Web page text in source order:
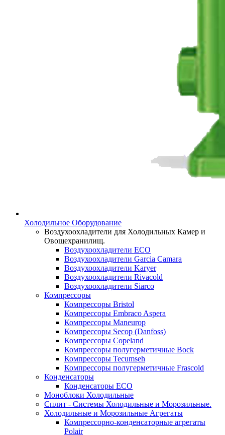
Холодильное Оборудование
Воздухоохладители для Холодильных Камер и
Овощехранилищ.
Воздухоохладители ECO
Воздухоохладители Garcia Camara
Воздухоохладители Karyer
Воздухоохладители Rivacold
Воздухоохладители Siarco
Компрессоры
Компрессоры Bristol
Компрессоры Embraco Aspera
Компрессоры Maneurop
Компрессоры Secop (Danfoss)
Компрессоры Copeland
Компрессоры полугерметичные Bock
Компрессоры Tecumseh
Компрессоры полугерметичные Frascold
Конденсаторы
Конденсаторы ECO
Моноблоки Холодильные
Сплит - Системы Холодильные и Морозильные.
Холодильные и Морозильные Агрегаты
Компрессорно-конденсаторные агрегаты
Polair